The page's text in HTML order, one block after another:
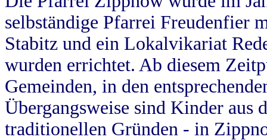
selbständige Pfarrei Freudenfier
Stabitz und ein Lokalvikariat
wurden errichtet. Ab diesem
Gemeinden, in den
Übergangsweise sind Kinder aus
traditionellen Gründen - in